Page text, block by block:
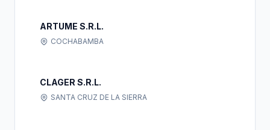
ARTUME S.R.L.
COCHABAMBA
CLAGER S.R.L.
SANTA CRUZ DE LA SIERRA